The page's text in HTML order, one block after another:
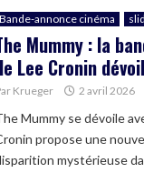
Bande-annonce cinéma
Mummy : la
Lee Cronin
Krueger 2 avril 2026
Mummy se dévoile
propose une
mystérieuse